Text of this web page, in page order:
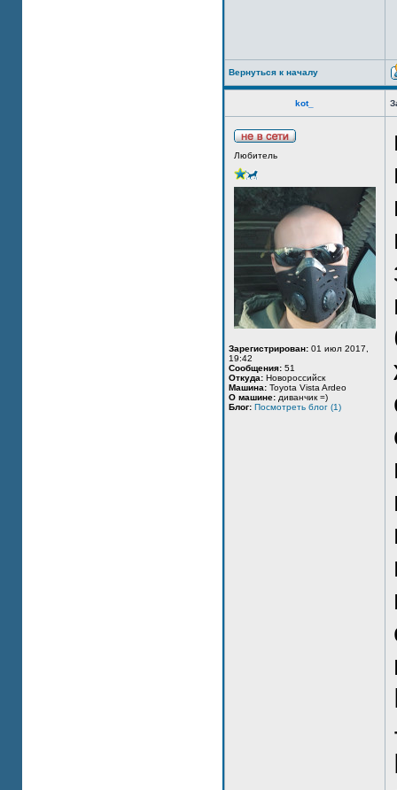
Вернуться к началу
kot_
Любитель
Зарегистрирован: 01 июл 2017,
19:42
Сообщения: 51
Откуда: Новороссийск
Машина: Toyota Vista Ardeo
О машине: диванчик =)
Блог: Посмотреть блог (1)